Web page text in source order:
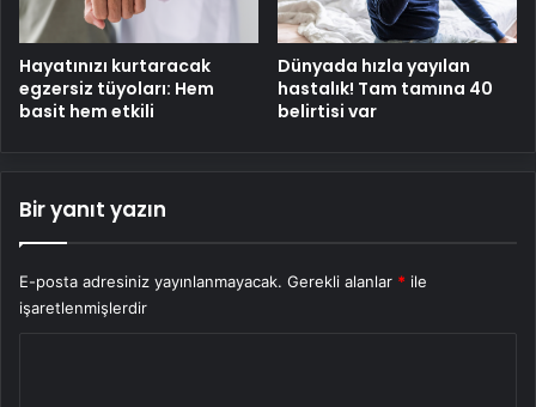
Hayatınızı kurtaracak
egzersiz tüyoları: Hem
basit hem etkili
Dünyada hızla yayılan
hastalık! Tam tamına 40
belirtisi var
Bir yanıt yazın
E-posta adresiniz yayınlanmayacak. Gerekli alanlar * ile
işaretlenmişlerdir